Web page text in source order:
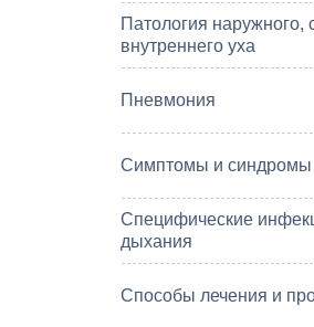
Патология наружного,
внутреннего уха
Пневмония
Симптомы и синдромы
Специфические
дыхания
Способы лечения и